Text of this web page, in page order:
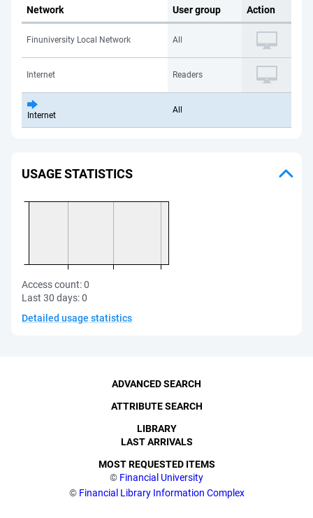
Network User group Action
Finuniversity Local Network All
Internet Readers
Internet
All
USAGE STATISTICS
Access count:0
Last 30 days:0
Detailed usage statistics
© Financial University
© Financial Library Information Complex
ADVANCED SEARCH
ATTRIBUTE SEARCH
LIBRARY
LAST ARRIVALS
MOST REQUESTED ITEMS